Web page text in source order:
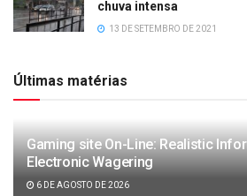
chuva intensa
13 DE SETEMBRO DE 2021
Últimas matérias
Gaming site On-Line: Realistic
Electronic Wagering
6 DE AGOSTO DE 2026